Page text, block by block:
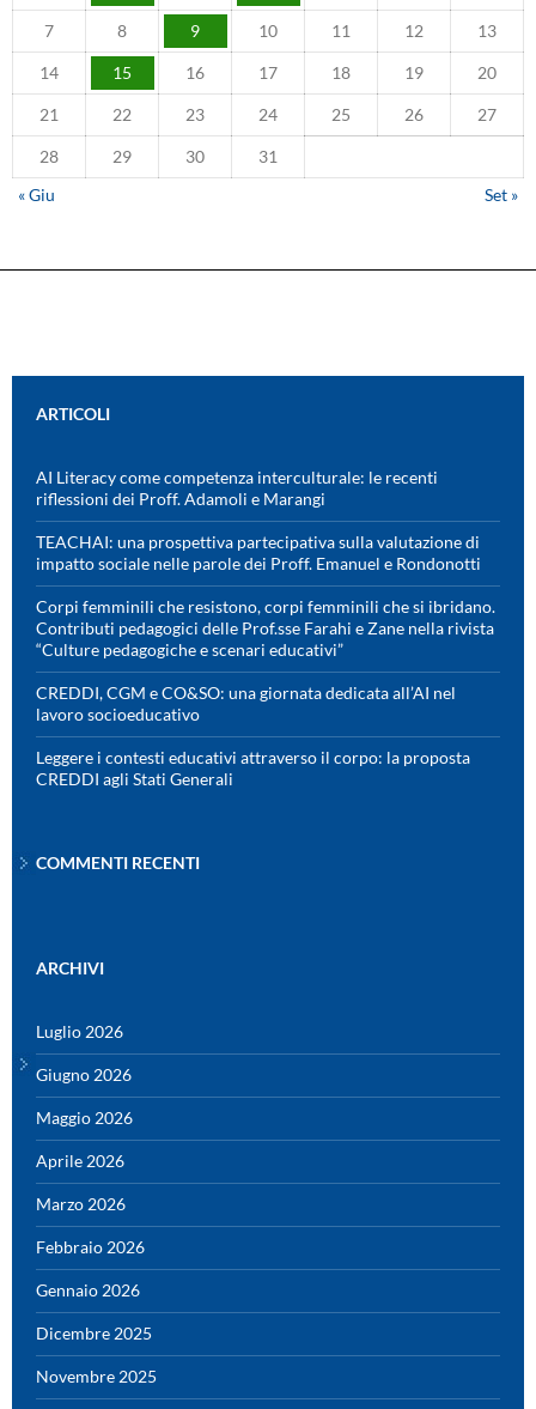
7 8 9 10 11 12 13
14 15 16 17 18 19 20
21 22 23 24 25 26 27
28 29 30
31
« Giu
Set »
ARTICOLI
AI Literacy come competenza interculturale: le recenti
riflessioni dei Proff. Adamoli e Marangi
TEACHAI: una prospettiva partecipativa sulla valutazione di
impatto sociale nelle parole dei Proff. Emanuel e Rondonotti
Corpi femminili che resistono, corpi femminili che si ibridano.
Contributi pedagogici delle Prof.sse Farahi e Zane nella rivista
“Culture pedagogiche e scenari educativi”
CREDDI, CGM e CO&SO: una giornata dedicata all’AI nel
lavoro socioeducativo
Leggere i contesti educativi attraverso il corpo: la proposta
CREDDI agli Stati Generali
COMMENTI RECENTI
ARCHIVI
Luglio 2026
Giugno 2026
Maggio 2026
Aprile 2026
Marzo 2026
Febbraio 2026
Gennaio 2026
Dicembre 2025
Novembre 2025